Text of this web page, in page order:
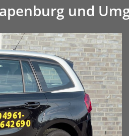
und